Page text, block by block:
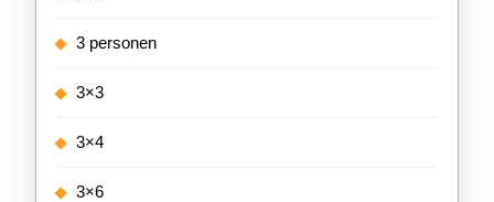
3 personen
3×3
3×4
3×6